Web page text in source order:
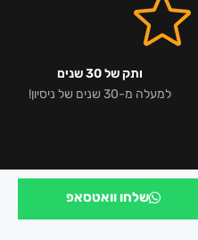
ותק של 30 שנים
למעלה מ-30 שנים של ניסיון!
שלחו וואטסאפ